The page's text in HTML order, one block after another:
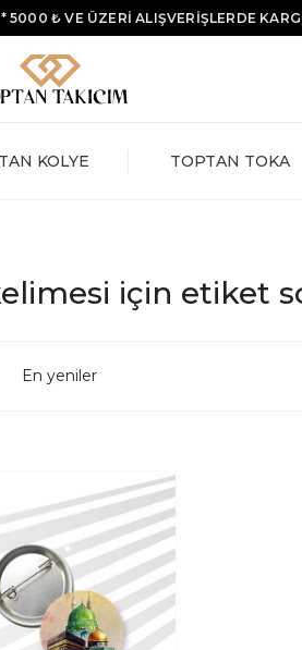
5000 ₺ VE ÜZERİ ALIŞVERİŞLERDE
KOLYE TOPTAN TOKA
için etiket
En yeniler